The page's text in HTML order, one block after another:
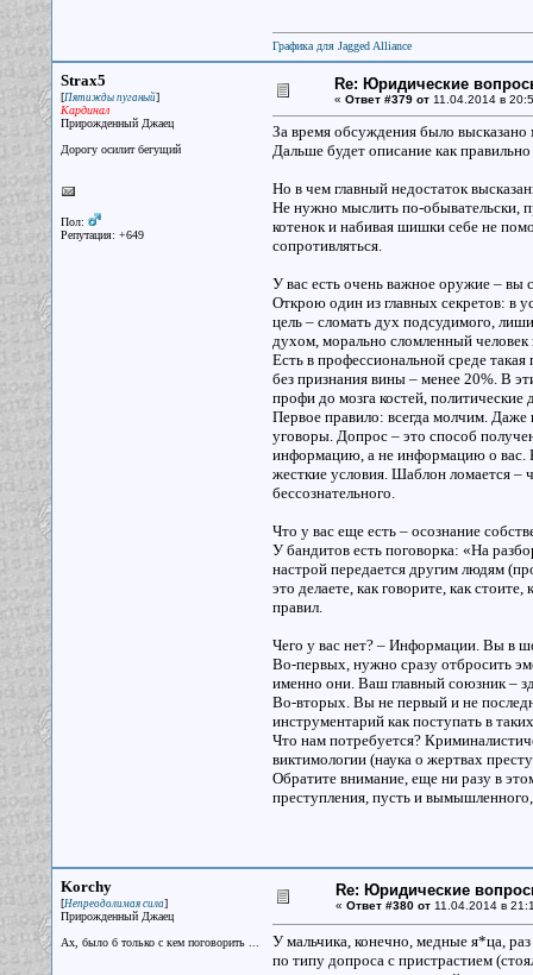
Графика для Jagged Alliance
Strax5
[Пятижды пуганый]
Кардинал
Прирожденный Джаец
Дорогу осилит бегущий
Пол:
Репутация: +649
Re: Юридические
« Ответ #379 от11.04.2014 в
За время обсуждения было
Дальше будет описание как
Но в чем главный недостаток
Не нужно мыслить по-обывательски,
котенок и набивая шишки себе не
сопротивляться.
У вас есть очень важное оружие –
Открою один из главных секретов: в
цель – сломать дух подсудимого,
духом, морально сломленный
Есть в профессиональной среде
без признания вины – менее 20%. В
профи до мозга костей, политические
Первое правило: всегда молчим.
уговоры. Допрос – это способ
информацию, а не информацию о вас.
жесткие условия. Шаблон ломается –
бессознательного.
Что у вас еще есть – осознание
У бандитов есть поговорка: «На
настрой передается другим людям
это делаете, как говорите, как
правил.
Чего у вас нет? – Информации. Вы в
Во-первых, нужно сразу отбросить
именно они. Ваш главный союзник –
Во-вторых. Вы не первый и не
инструментарий как поступать в
Что нам потребуется?
виктимологии (наука о жертвах
Обратите внимание, еще ни разу в
преступления, пусть и
Korchy
[Непреодолимая сила]
Прирожденный Джаец
Ах, было б только с кем поговорить ...
Re: Юридические
« Ответ #380 от11.04.2014 в
У мальчика, конечно, медные я*ца,
по типу допроса с пристрастием